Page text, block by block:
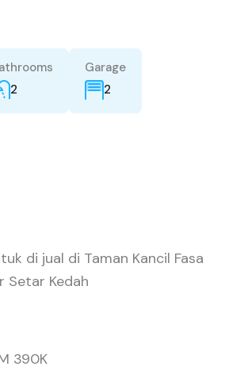
2
Garage
2
di jual di Taman Kancil Fasa
Setar Kedah
390K